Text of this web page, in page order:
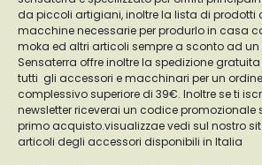
da piccoli artigiani, inoltre la lista di prodotti
macchine necessarie per produrlo in casa
moka ed altri articoli sempre a sconto ad un
Sensaterra offre inoltre la spedizione
tutti gli accessori e macchinari per un
complessivo superiore di 39€. Inoltre se ti
newsletter riceverai un codice promozionale
primo acquisto.visualizzae vedi sul nostro
articoli degli accessori disponibili in Italia